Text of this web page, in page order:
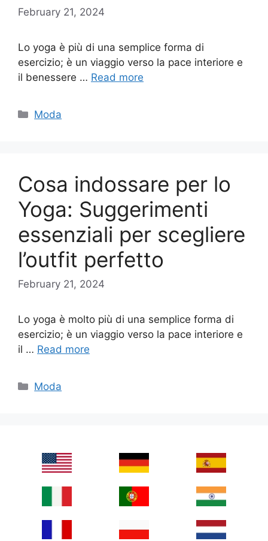
February 21, 2024
Lo yoga è più di una semplice forma di
esercizio; è un viaggio verso la pace interiore e
il benessere … Read more
Categories
Moda
Cosa indossare per lo
Yoga: Suggerimenti
essenziali per scegliere
l’outfit perfetto
February 21, 2024
Lo yoga è molto più di una semplice forma di
esercizio; è un viaggio verso la pace interiore e
il … Read more
Categories
Moda